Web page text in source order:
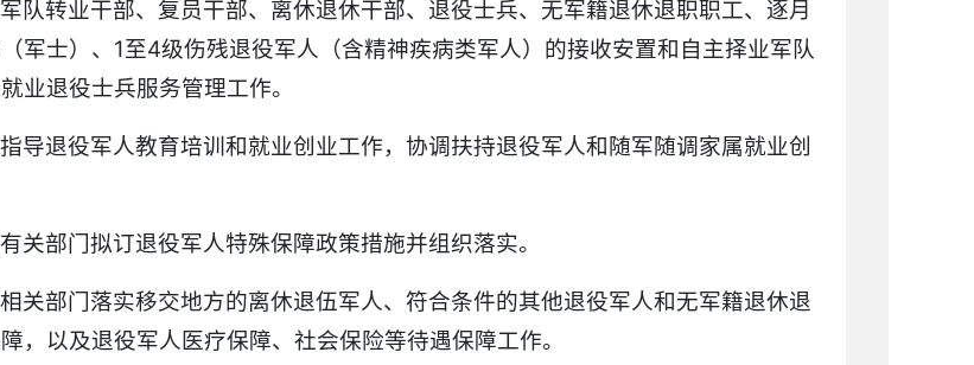
军队转业干部、复员干部、离休退休干部、退役士兵、无军籍退休退职职工、逐月
军士）、1至4级伤残退役军人（含精神疾病类军人）的接收安置和自主择业军队
业退役士兵服务管理工作。
指导退役军人教育培训和就业创业工作，协调扶持退役军人和随军随调家属就业创
有关部门拟订退役军人特殊保障政策措施并组织落实。
相关部门落实移交地方的离休退伍军人、符合条件的其他退役军人和无军籍退休退
，以及退役军人医疗保障、社会保险等待遇保障工作。